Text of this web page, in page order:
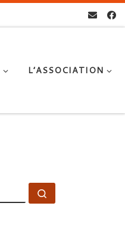
L’ASSOCIATION
RECHERCHER